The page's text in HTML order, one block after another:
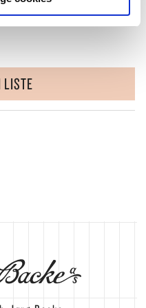
I BUTIKK
LISTE